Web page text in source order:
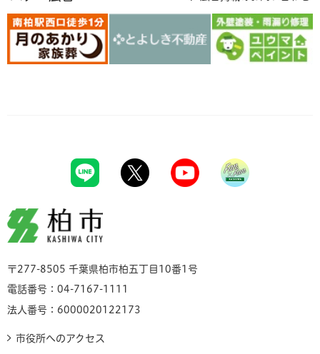
柏市
〒277-8505 千葉県柏市柏五丁目10番1号
電話番号：04-7167-1111
法人番号：6000020122173
市役所へのアクセス